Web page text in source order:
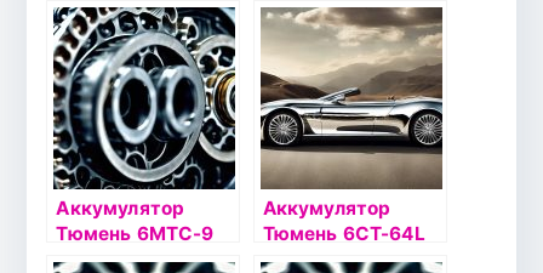
Аккумулятор
Тюмень 6МТС-9
ЛИДЕР С/З болт
Аккумулятор
Тюмень 6СТ-64L
PREMIUM о/п